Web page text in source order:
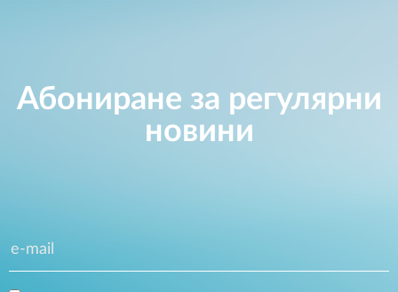
Абониране за регулярни
новини